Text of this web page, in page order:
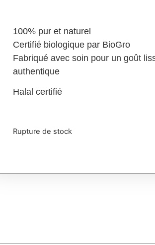
100% pur et naturel
Certifié biologique par BioGro
Fabriqué avec soin pour un goût
authentique
Halal certifié
Rupture de stock